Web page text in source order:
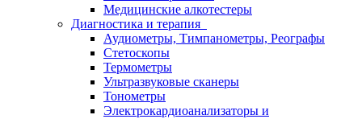
Медицинские алкотестеры
Диагностика и терапия
Аудиометры, Тимпанометры, Реографы
Стетоскопы
Термометры
Ультразвуковые сканеры
Тонометры
Электрокардиоанализаторы и